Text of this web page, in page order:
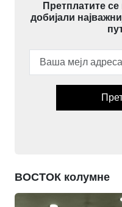
Претплатите
добијали
ВОСТОК колумне